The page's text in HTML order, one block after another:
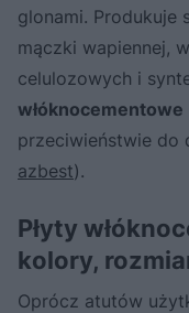
glonami. Produkuje
mączki wapiennej,
celulozowych i
włóknocementowe
przeciwieństwie do
azbest).
Płyty
kolory,
Oprócz atutów